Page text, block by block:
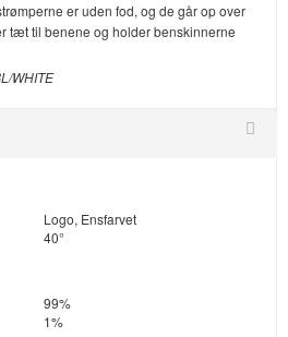
er uden fod, og de går op over
tæt til benene og holder benskinnerne
WHITE
Logo, Ensfarvet
40°
99%
1%